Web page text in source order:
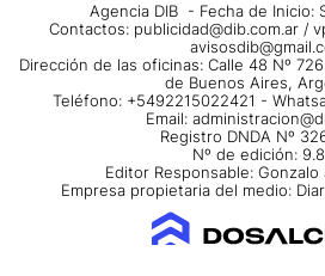
Agencia DIB - Fecha de Inicio:
Contactos: publicidad@dib.com.ar /
Dirección de las oficinas: Calle 48 Nº
de Buenos Aires,
Teléfono: +5492215022421 -
Email:
Registro DNDA Nº
Nº de edición:
Editor Responsable: Gonzalo
Empresa propietaria del medio: